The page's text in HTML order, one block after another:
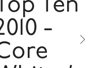
Ten
-